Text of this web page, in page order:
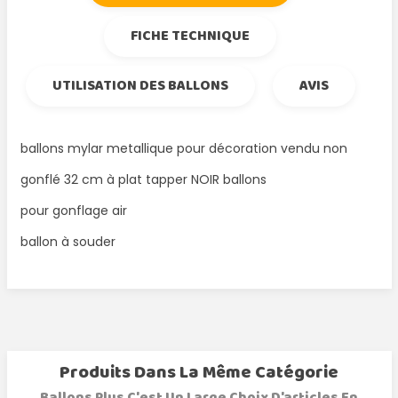
FICHE TECHNIQUE
UTILISATION DES BALLONS
AVIS
ballons mylar metallique pour décoration vendu non
gonflé 32 cm à plat tapper NOIR ballons
pour gonflage air
ballon à souder
Produits Dans La Même Catégorie